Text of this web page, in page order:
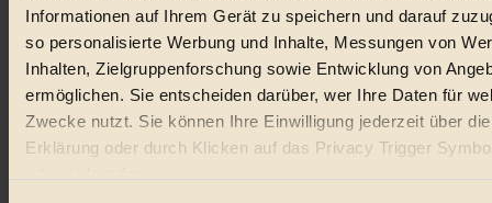
Informationen auf Ihrem Gerät zu speichern und darauf
so personalisierte Werbung und Inhalte, Messungen von
Inhalten, Zielgruppenforschung sowie Entwicklung von
ermöglichen. Sie entscheiden darüber, wer Ihre Daten für
Zwecke nutzt. Sie können Ihre Einwilligung jederzeit über
Erklärung oder durch Klicken auf das Privacy Trigger
Nachhaltigkeit
Vegan